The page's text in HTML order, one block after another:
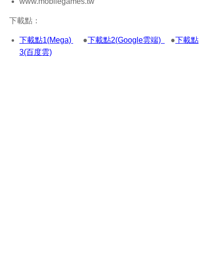
下載點：
下載點1(Mega) ● 下載點2(Google雲端) ● 下載點
3(百度雲)